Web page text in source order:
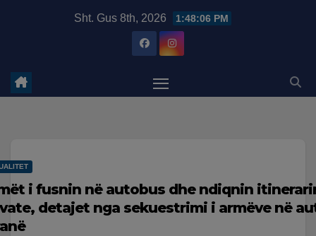
Sht. Gus 8th, 2026 1:48:06 PM
i fusnin në autobus dhe ndiqnin
detajet nga sekuestrimi i armëve në